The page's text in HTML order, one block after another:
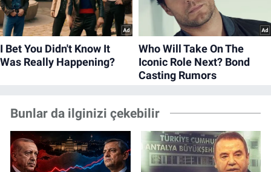
Bunlar da ilginizi çekebilir